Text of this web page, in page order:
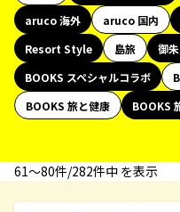
aruco 海外
aruco 国内
Resort Style
島旅 御
BOOKS スペシャルコラボ
BOOKS 旅と健康
BOOKS
61〜80件/282件中 を表示